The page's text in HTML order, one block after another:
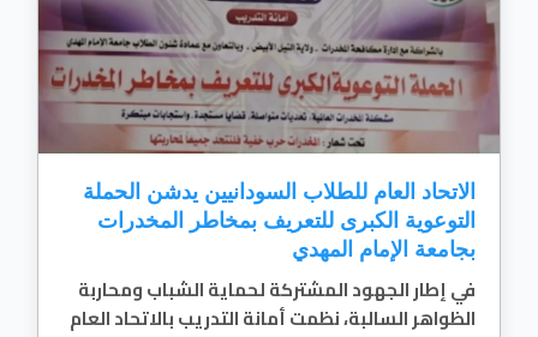
الاتحاد العام للطلاب السودانيين يدشن الحملة
التوعوية الكبرى للتعريف بمخاطر المخدرات
بجامعة الإمام المهدي
في إطار الجهود المشتركة لحماية الشباب ومحاربة
الظواهر السالبة، نظمت أمانة التدريب بالاتحاد العام